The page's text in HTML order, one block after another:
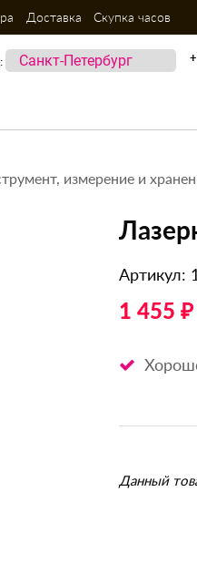
Доставка Скупка часов
измерение и
Артикул:
1 455 ₽
Данный